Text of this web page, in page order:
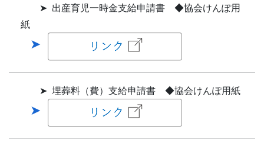
➤ 出産育児一時金支給申請書 ◆協会けんぽ用
紙
➤ 埋葬料（費）支給申請書 ◆協会けんぽ用紙